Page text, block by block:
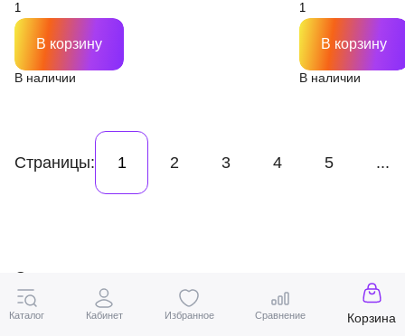
В наличии
В корзину
В наличии
В корзину
Страницы: 1 2 3 4 5 ...
Светодиодные лампы используются в тех же
устанавливались менее экономичные лампочки
люминесцентные. Замена на led позволяет
Каталог Кабинет Избранное Сравнение Корзина